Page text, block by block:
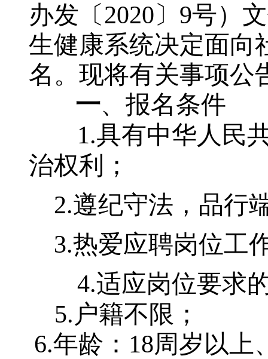
办发〔2020〕 9号）
生健康系统决定面向
名。现将有关事项公
一、报名条件
1.具有中华人民
治权利；
2.遵纪守法，品行
3.热爱应聘岗位工
4.适应岗位要求
5. 户籍不限；
6.年龄： 18周岁以上